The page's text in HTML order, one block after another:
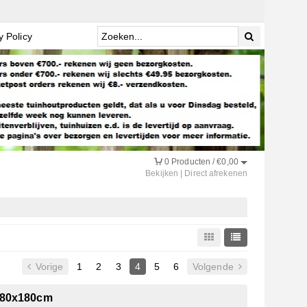
Policy
0 Producten /€0,00
Bekijken
Direct afrekenen
Vorige 1 2 3 4 5 6 Volgende